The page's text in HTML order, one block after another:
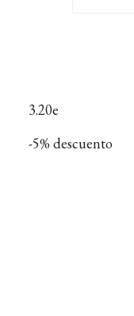
3.20e
-5% descuento